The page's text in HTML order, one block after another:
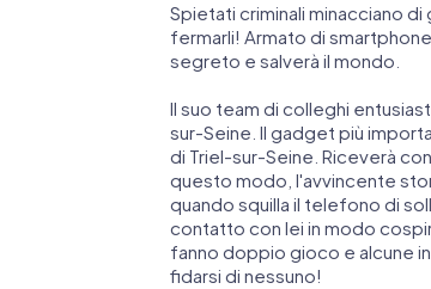
Spietati criminali minacciano
fermarli! Armato di
segreto e salverà il mondo.
Il suo team di colleghi
sur-Seine. Il gadget più
di Triel-sur-Seine. Riceverà
questo modo, l'avvincente
quando squilla il telefono di
contatto con lei in modo
fanno doppio gioco e alcune
fidarsi di nessuno!